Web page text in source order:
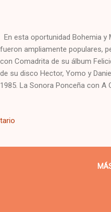
En esta oportunidad Bohemia
fueron ampliamente populares,
con Comadrita de su álbum
de su disco Hector, Yomo y
1985. La Sonora Ponceña con A